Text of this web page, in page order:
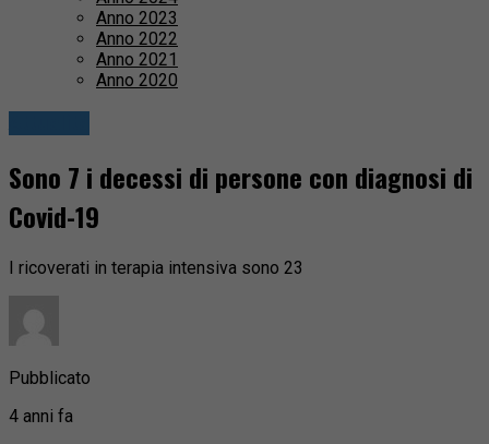
Anno 2023
Anno 2022
Anno 2021
Anno 2020
Sono 7 i decessi di persone con diagnosi di
Covid-19
I ricoverati in terapia intensiva sono 23
Pubblicato
4 anni fa